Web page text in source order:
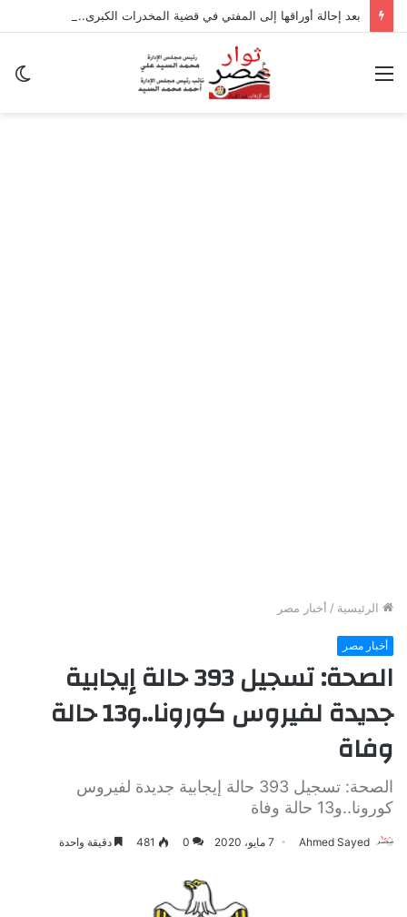
القائمة
الرئيسية / أخبار مصر
أخبار مصر
الصحة: تسجيل 393 حالة إيجابية
جديدة لفيروس كورونا..و13 حالة
وفاة
الصحة: تسجيل 393 حالة إيجابية جديدة لفيروس
كورونا..و13 حالة وفاة
Ahmed Sayed 7 مايو، 2020 0
481 دقيقة واحدة